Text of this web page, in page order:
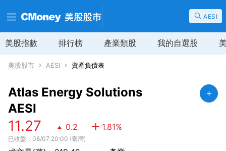
AESI
美股指數 排行榜 產業類股 我的自選股
美股股市 AESI 資產負債表
Atlas Energy Solutions
AESI
11.27 0.2 1.81%
已收盤：08/07 20:00 (臺灣)